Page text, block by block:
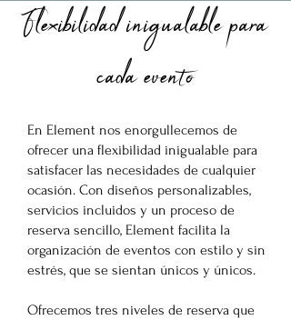
Flexibilidad inigualable para
cada evento
En Element nos enorgullecemos de
ofrecer una flexibilidad inigualable para
satisfacer las necesidades de cualquier
ocasión. Con diseños personalizables,
servicios incluidos y un proceso de
reserva sencillo, Element facilita la
organización de eventos con estilo y sin
estrés, que se sientan únicos y únicos.
Ofrecemos tres niveles de reserva que